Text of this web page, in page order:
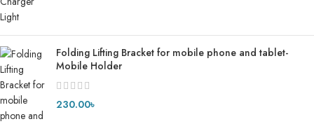
Folding Lifting Bracket for mobile phone and tablet-
Mobile Holder
230.00৳